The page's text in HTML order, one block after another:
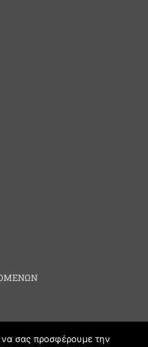
να σας προσφέρουμε την